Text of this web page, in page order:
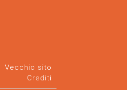
Vecchio sito
Crediti